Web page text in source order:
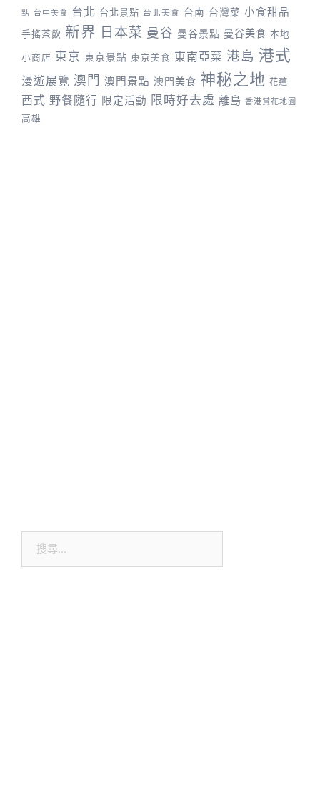
點 台中美食 台北 台北景點 台北美食 台南 台灣菜 小食甜品
手搖茶飲 新界 日本菜 曼谷 曼谷景點 曼谷美食 本地
小商店 東京 東京景點 東京美食 東南亞菜 港島 港式
漫遊展覽 澳門 澳門景點 澳門美食 神秘之地 花蓮
西式 野餐隨行 限定活動 限時好去處 離島 香港賞花地圖
高雄